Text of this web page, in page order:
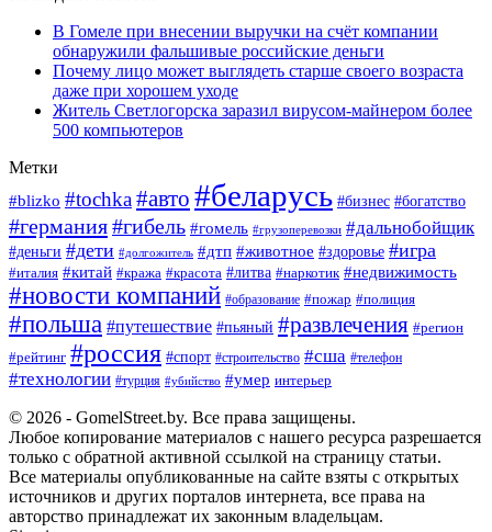
В Гомеле при внесении выручки на счёт компании
обнаружили фальшивые российские деньги
Почему лицо может выглядеть старше своего возраста
даже при хорошем уходе
Житель Светлогорска заразил вирусом-майнером более
500 компьютеров
Метки
#blizko #tochka#авто #беларусь #бизнес #богатство
#германия#гибель #гомель #грузоперевозки #дальнобойщик
#деньги #дети #долгожитель #дтп #животное #здоровье #игра
#италия #китай #кража #красота #литва #наркотик #недвижимость
#новости компаний #образование #пожар #полиция
#польша #путешествие #пьяный #развлечения #регион
#рейтинг #россия #спорт #строительство #сша #телефон
#технологии #турция #убийство #умер интерьер
© 2026 - GomelStreet.by. Все права защищены.
Любое копирование материалов с нашего ресурса разрешается
только с обратной активной ссылкой на страницу статьи.
Все материалы опубликованные на сайте взяты с открытых
источников и других порталов интернета, все права на
авторство принадлежат их законным владельцам.